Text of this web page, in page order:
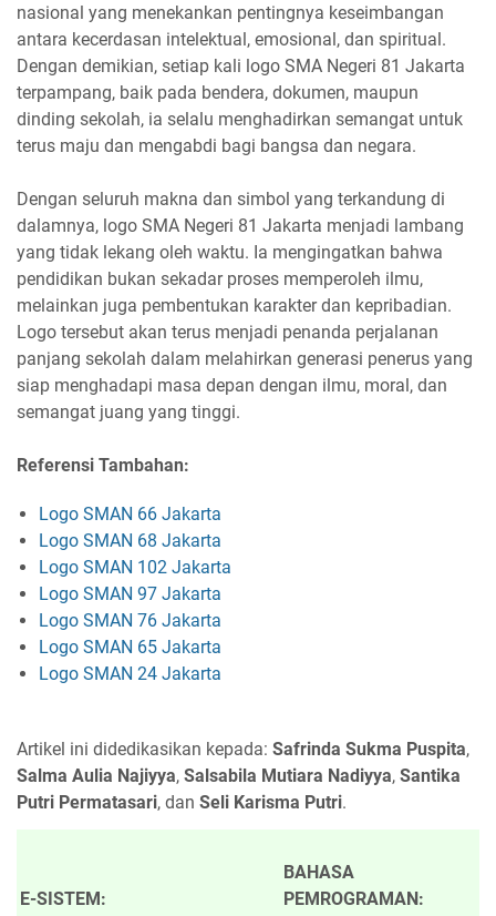
nasional yang menekankan pentingnya keseimbangan
antara kecerdasan intelektual, emosional, dan spiritual.
Dengan demikian, setiap kali logo SMA Negeri 81 Jakarta
terpampang, baik pada bendera, dokumen, maupun
dinding sekolah, ia selalu menghadirkan semangat untuk
terus maju dan mengabdi bagi bangsa dan negara.
Dengan seluruh makna dan simbol yang terkandung di
dalamnya, logo SMA Negeri 81 Jakarta menjadi lambang
yang tidak lekang oleh waktu. Ia mengingatkan bahwa
pendidikan bukan sekadar proses memperoleh ilmu,
melainkan juga pembentukan karakter dan kepribadian.
Logo tersebut akan terus menjadi penanda perjalanan
panjang sekolah dalam melahirkan generasi penerus yang
siap menghadapi masa depan dengan ilmu, moral, dan
semangat juang yang tinggi.
Referensi Tambahan:
Logo SMAN 66 Jakarta
Logo SMAN 68 Jakarta
Logo SMAN 102 Jakarta
Logo SMAN 97 Jakarta
Logo SMAN 76 Jakarta
Logo SMAN 65 Jakarta
Logo SMAN 24 Jakarta
Artikel ini didedikasikan kepada: Safrinda Sukma Puspita,
Salma Aulia Najiyya, Salsabila Mutiara Nadiyya, Santika
Putri Permatasari, dan Seli Karisma Putri.
E-SISTEM:
BAHASA
PEMROGRAMAN: